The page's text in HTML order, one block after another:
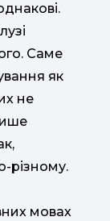
Саме
як
не
різному.
мовах